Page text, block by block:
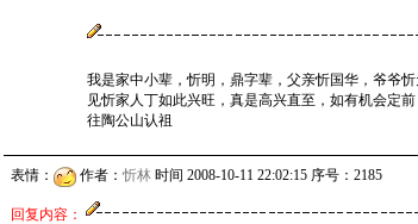
我是家中小辈，忻明，鼎字辈，父亲忻国华，爷爷忻
见忻家人丁如此兴旺，真是高兴直至，如有机会定前
往陶公山认祖
表情： 作者：忻林 时间 2008-10-11 22:02:15 序号：2185
回复内容：